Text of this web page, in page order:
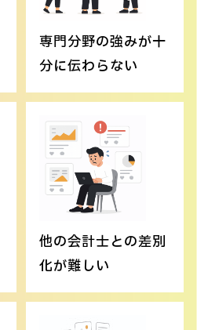
専門分野の強みが十
分に伝わらない
他の会計士との差別
化が難しい